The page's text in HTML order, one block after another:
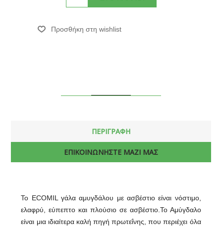
ΠΕΡΙΓΡΑΦΗ
ΕΠΙΚΟΙΝΩΝΗΣΤΕ ΜΑΖΙ ΜΑΣ
Το ECOMIL γάλα αμυγδάλου με ασβέστιο είναι νόστιμο,
ελαφρύ, εύπεπτο και πλούσιο σε ασβέστιο.Το Αμύγδαλο
είναι μια ιδιαίτερα καλή πηγή πρωτεΐνης, που περιέχει όλα